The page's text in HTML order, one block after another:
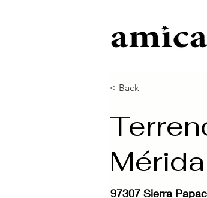
< Back
97307 Sierra